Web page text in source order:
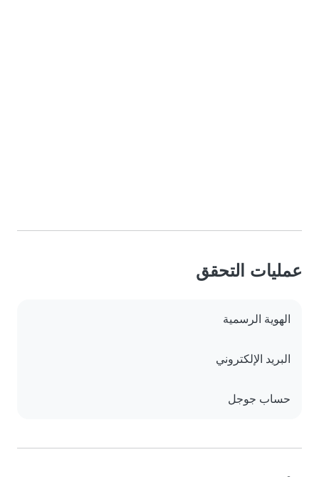
عمليات التحقق
الهوية الرسمية
البريد الإلكتروني
حساب جوجل